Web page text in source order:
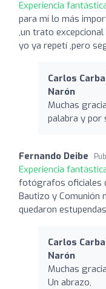
Experiencia
para mí lo más
,un trato
yo ya repetí ,pero
Carlos
Narón
Muchas
palabra y por
Fernando Deibe
Experiencia
fotógrafos oficiales
Bautizo y Comunión
quedaron
Carlos
Narón
Muchas
Un abrazo,